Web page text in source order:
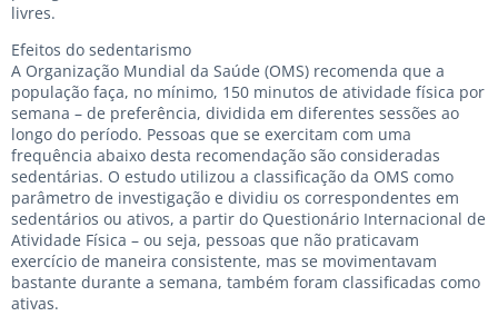
livres.
Efeitos do sedentarismo
A Organização Mundial da Saúde (OMS) recomenda que a
população faça, no mínimo, 150 minutos de atividade física por
semana – de preferência, dividida em diferentes sessões ao
longo do período. Pessoas que se exercitam com uma
frequência abaixo desta recomendação são consideradas
sedentárias. O estudo utilizou a classificação da OMS como
parâmetro de investigação e dividiu os correspondentes em
sedentários ou ativos, a partir do Questionário Internacional de
Atividade Física – ou seja, pessoas que não praticavam
exercício de maneira consistente, mas se movimentavam
bastante durante a semana, também foram classificadas como
ativas.